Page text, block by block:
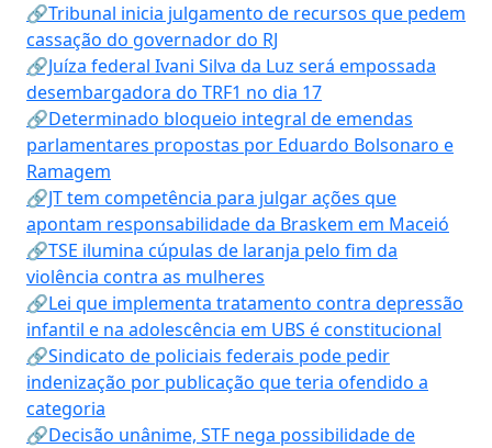
🔗Tribunal inicia julgamento de recursos que pedem
cassação do governador do RJ
🔗Juíza federal Ivani Silva da Luz será empossada
desembargadora do TRF1 no dia 17
🔗Determinado bloqueio integral de emendas
parlamentares propostas por Eduardo Bolsonaro e
Ramagem
🔗JT tem competência para julgar ações que
apontam responsabilidade da Braskem em Maceió
🔗TSE ilumina cúpulas de laranja pelo fim da
violência contra as mulheres
🔗Lei que implementa tratamento contra depressão
infantil e na adolescência em UBS é constitucional
🔗Sindicato de policiais federais pode pedir
indenização por publicação que teria ofendido a
categoria
🔗Decisão unânime, STF nega possibilidade de